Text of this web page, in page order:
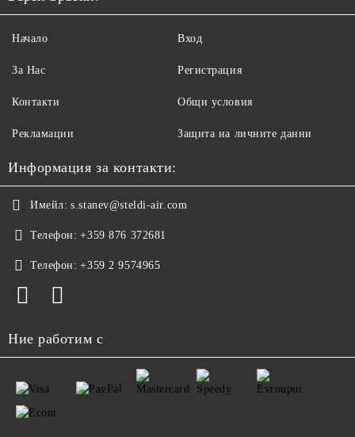
Начало
За Нас
Контакти
Рекламации
Вход
Регистрация
Общи условия
Защита на личните данни
Информация за контакти:
Имейл: s.stanev@steldi-air.com
Телефон: +359 876 372681
Телефон: +359 2 9574965
Ние работим с